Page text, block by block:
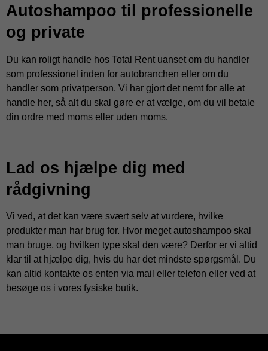
Autoshampoo til professionelle
og private
Du kan roligt handle hos Total Rent uanset om du handler
som professionel inden for autobranchen eller om du
handler som privatperson. Vi har gjort det nemt for alle at
handle her, så alt du skal gøre er at vælge, om du vil betale
din ordre med moms eller uden moms.
Lad os hjælpe dig med
rådgivning
Vi ved, at det kan være svært selv at vurdere, hvilke
produkter man har brug for. Hvor meget autoshampoo skal
man bruge, og hvilken type skal den være? Derfor er vi altid
klar til at hjælpe dig, hvis du har det mindste spørgsmål. Du
kan altid kontakte os enten via mail eller telefon eller ved at
besøge os i vores fysiske butik.